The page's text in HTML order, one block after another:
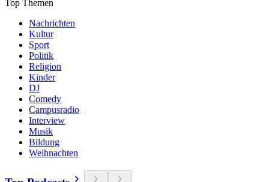
Top Themen
Nachrichten
Kultur
Sport
Politik
Religion
Kinder
DJ
Comedy
Campusradio
Interview
Musik
Bildung
Weihnachten